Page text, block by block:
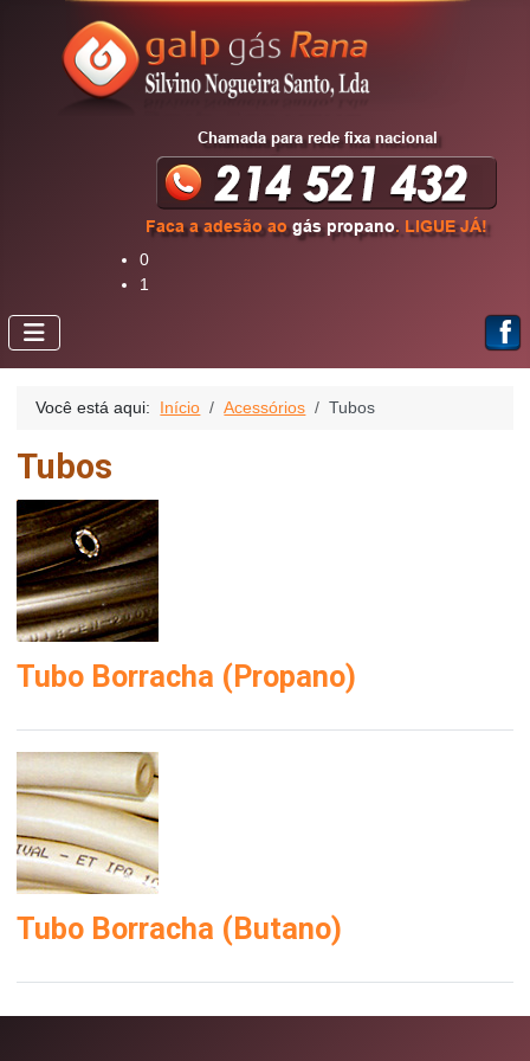
0
1
Você está aqui: Início Acessórios Tubos
Tubos
Tubo Borracha (Propano)
Tubo Borracha (Butano)